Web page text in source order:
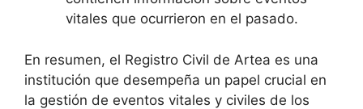
vitales que ocurrieron en el pasado.
En resumen, el Registro Civil de Artea es una
institución que desempeña un papel crucial en
la gestión de eventos vitales y civiles de los